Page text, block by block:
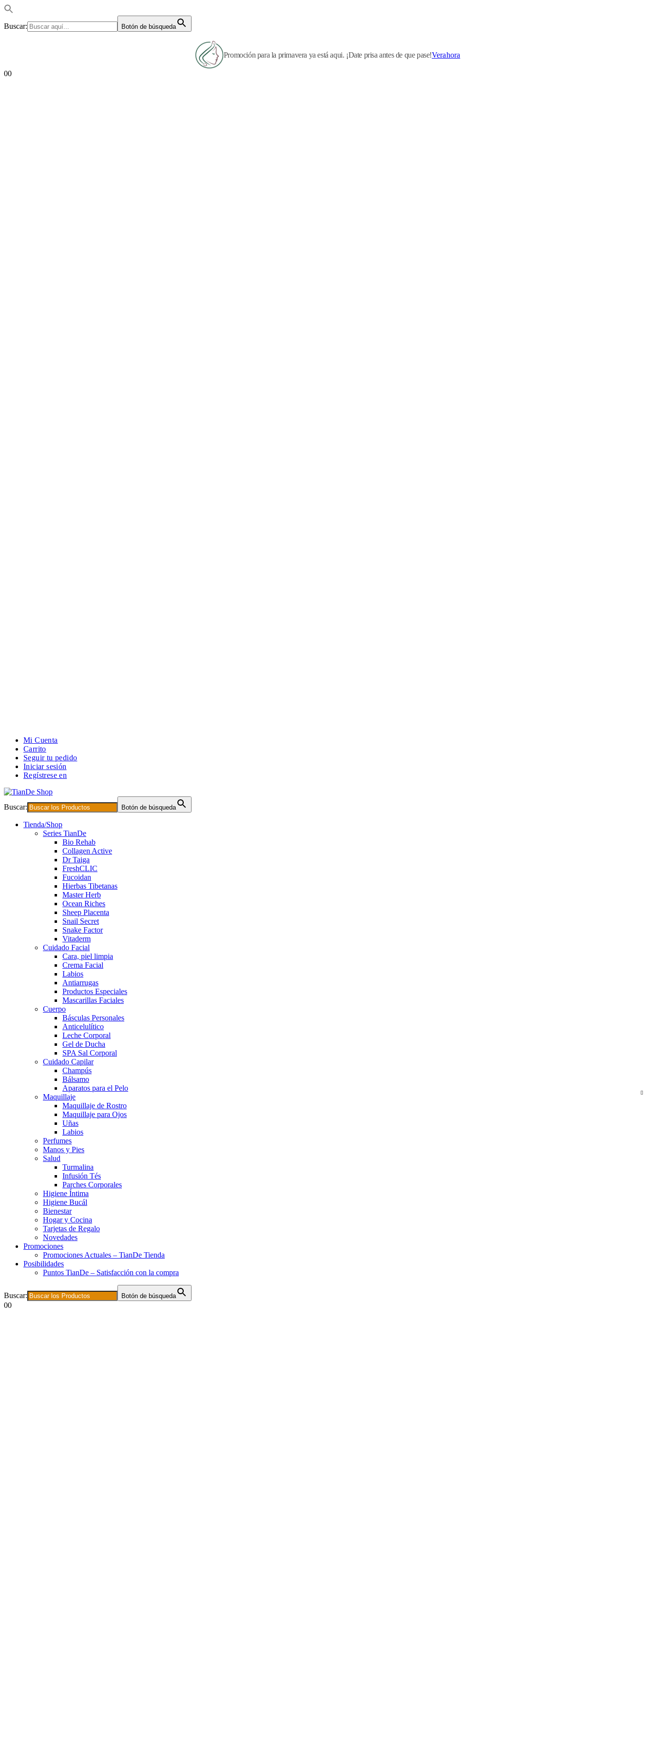
Buscar: Botón de búsqueda
Promoción para la primavera ya está aqui. ¡Date prisa antes de que pase!Verahora
00
Mi Cuenta
Carrito
Seguir tu pedido
Iniciar sesión
Regístrese en
Buscar: Botón de búsqueda
Tienda/Shop
Series TianDe
Bio Rehab
Collagen Active
Dr Taiga
FreshCLIC
Fucoidan
Hierbas Tibetanas
Master Herb
Ocean Riches
Sheep Placenta
Snail Secret
Snake Factor
Vitaderm
Cuidado Facial
Cara, piel limpia
Crema Facial
Labios
Antiarrugas
Productos Especiales
Mascarillas Faciales
Cuerpo
Básculas Personales
Anticelulítico
Leche Corporal
Gel de Ducha
SPA Sal Corporal
Cuidado Capilar
Champús
Bálsamo
Aparatos para el Pelo
Maquillaje
Maquillaje de Rostro
Maquillaje para Ojos
Uñas
Labios
Perfumes
Manos y Pies
Salud
Turmalina
Infusión Tés
Parches Corporales
Higiene Íntima
Higiene Bucál
Bienestar
Hogar y Cocina
Tarjetas de Regalo
Novedades
Promociones
Promociones Actuales – TianDe Tienda
Posibilidades
Puntos TianDe – Satisfacción con la compra
Buscar: Botón de búsqueda
00